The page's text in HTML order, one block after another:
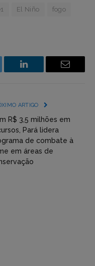
El Niño fogo
LinkedIn Email
ARTIGO
R$ 3,5 milhões em
Pará lidera
de combate à
em áreas de